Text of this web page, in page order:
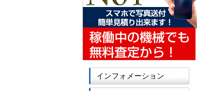
インフォメーション